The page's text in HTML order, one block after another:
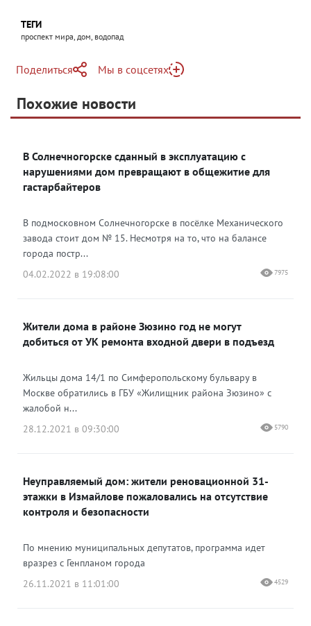
ТЕГИ
проспект мира, дом, водопад
Поделиться
Telegram
Одноклассники
Мы в соцсетях
Яндекс Дзен
Похожие новости
В Солнечногорске сданный в эксплуатацию с
нарушениями дом превращают в общежитие для
гастарбайтеров
В подмосковном Солнечногорске в посёлке Механического
завода стоит дом № 15. Несмотря на то, что на балансе
города постр...
04.02.2022 в 19:08:00
7975
Жители дома в районе Зюзино год не могут
добиться от УК ремонта входной двери в подъезд
Жильцы дома 14/1 по Симферопольскому бульвару в
Москве обратились в ГБУ «Жилищник района Зюзино» с
жалобой н...
28.12.2021 в 09:30:00
5790
Неуправляемый дом: жители реновационной 31-
этажки в Измайлове пожаловались на отсутствие
контроля и безопасности
По мнению муниципальных депутатов, программа идет
вразрез с Генпланом города
26.11.2021 в 11:01:00
4529